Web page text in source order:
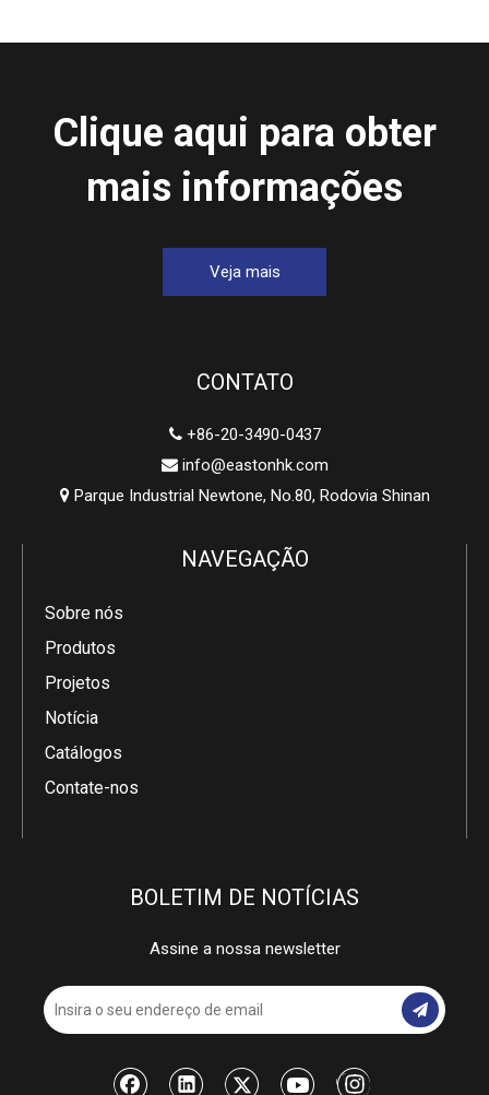
Clique aqui para obter
mais informações
Veja mais
CONTATO
+86-20-3490-0437
 info@eastonhk.com
Parque Industrial Newtone, No.80, Rodovia Shinan
NAVEGAÇÃO
Sobre nós
Produtos
Projetos
Notícia
Catálogos
Contate-nos
BOLETIM DE NOTÍCIAS
Assine a nossa newsletter